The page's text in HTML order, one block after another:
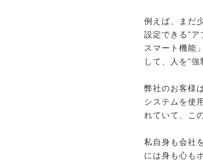
例えば、まだ
設定できる”
スマート機能
して、人を“
弊社のお客様
システムを使
れていて、こ
私自身も会社
には身も心も